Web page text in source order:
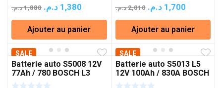
1,880د.م.
Le
prix
initial
était :
1,380 د.م.
prix
actuel
est :
1,380 د.م..
Ajouter au panier
2,010د.م.
Le
prix
initial
était :
1,700 د.م.
Le
prix
actuel
est :
Ajouter au panier
SALE
Batterie auto S5008 12V
77Ah / 780 BOSCH L3
SALE
Batterie auto S5013 L5
12V 100Ah / 830A BOSCH